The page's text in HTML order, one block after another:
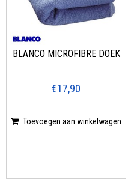
BLANCO MICROFIBRE DOEK
€17,90
Toevoegen aan winkelwagen